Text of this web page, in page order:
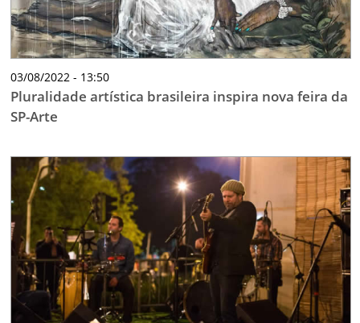
03/08/2022 - 13:50
Pluralidade artística brasileira inspira nova feira da
SP-Arte